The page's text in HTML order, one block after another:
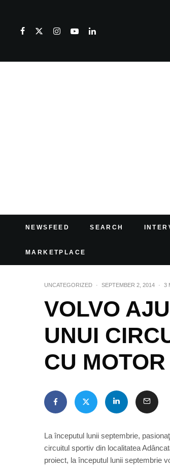
NEWSFEED SEARCH
MARKETPLACE
UNCATEGORIZED · SEPTEMBER 2, 2014 · 3
VOLVO
UNUI
CU MOTOR
La începutul lunii septembrie,
circuitul sportiv din localitatea
proiect, la începutul lunii septembrie